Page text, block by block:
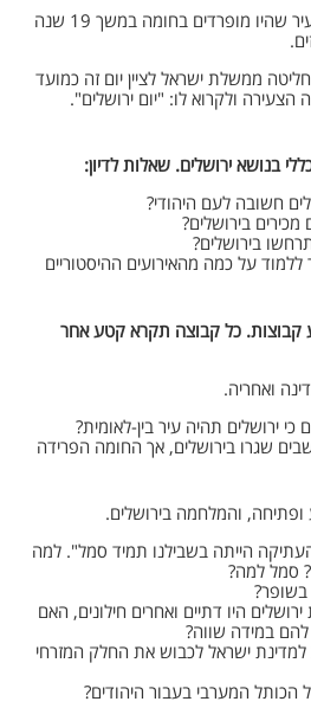
האירוע חיבר את שני חלקי העיר שהיו מופרדים בחומה במשך 19 שנה
החליטה ממשלת ישראל לציין יום זה כמועד
ולקרוא לו: "יום ירושלים".
בנושא ירושלים. שאלות לדיון:
חשובה לעם היהודי?
בירושלים?
בירושלים?
על כמה מהאירועים ההיסטוריים
קבוצות. כל קבוצה תקרא קטע אחר
ירושלים תהיה עיר בין-לאומית?
שגרו בירושלים, אך החומה הפרידה
העתיקה הייתה בשבילנו תמיד סמל". למה
סמל למה?
היו דתיים ואחרים חילונים, האם
במידה שווה?
ישראל לכבוש את החלק המזרחי
המערבי בעבור היהודים?